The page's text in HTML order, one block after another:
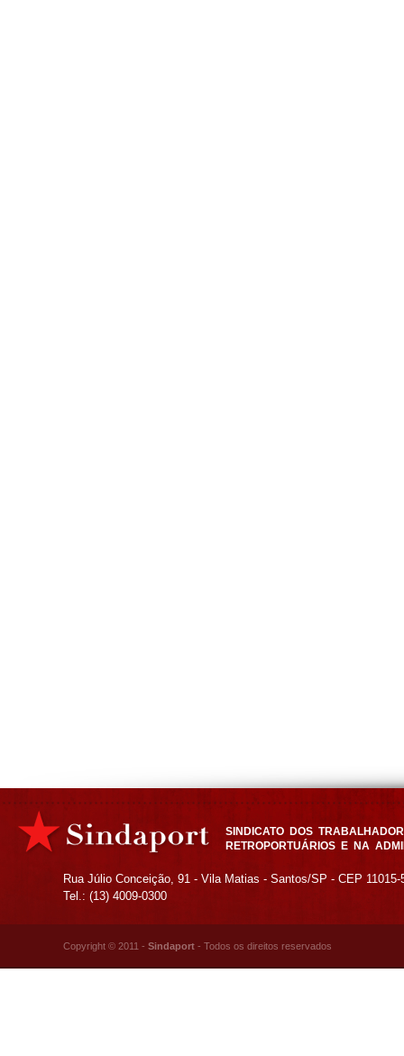
SINDICATO DOS
RETROPORTUÁRIOS E NA
Rua Júlio Conceição, 91 - Vila Matias - Santos/SP - CEP 11015-
Tel.: (13) 4009-0300
Copyright © 2011 - Sindaport - Todos os direitos reservados